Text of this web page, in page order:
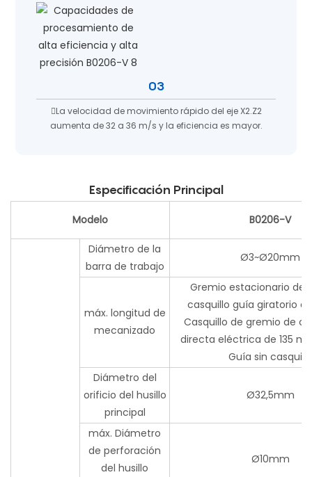
03
La velocidad de movimiento rápido del eje X2.Z2
aumenta de 32 a 36 m/s y la eficiencia es mayor.
Especificación Principal
Modelo B0206-V
Diámetro de la
barra de trabajo
Ø3~Ø20mm
máx. longitud de
mecanizado
Gremio estacionario de
casquillo guía giratorio
Casquillo de gremio de
directa eléctrica de 135
Guía sin casquillo
Diámetro del
orificio del husillo
principal
Ø32,5mm
máx. Diámetro
de perforación
del husillo
Ø10mm